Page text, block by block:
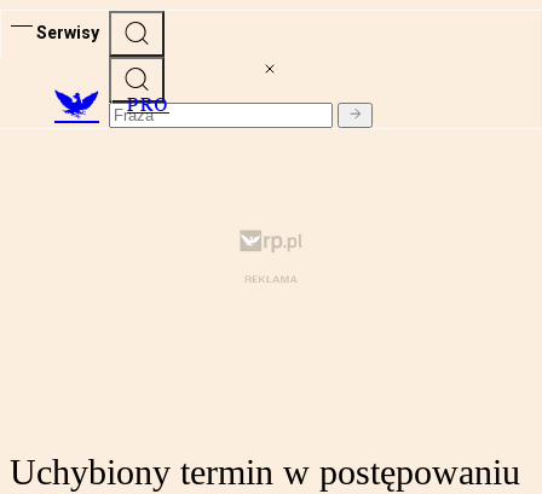
Serwisy
PRO
Uchybiony termin w postępowaniu